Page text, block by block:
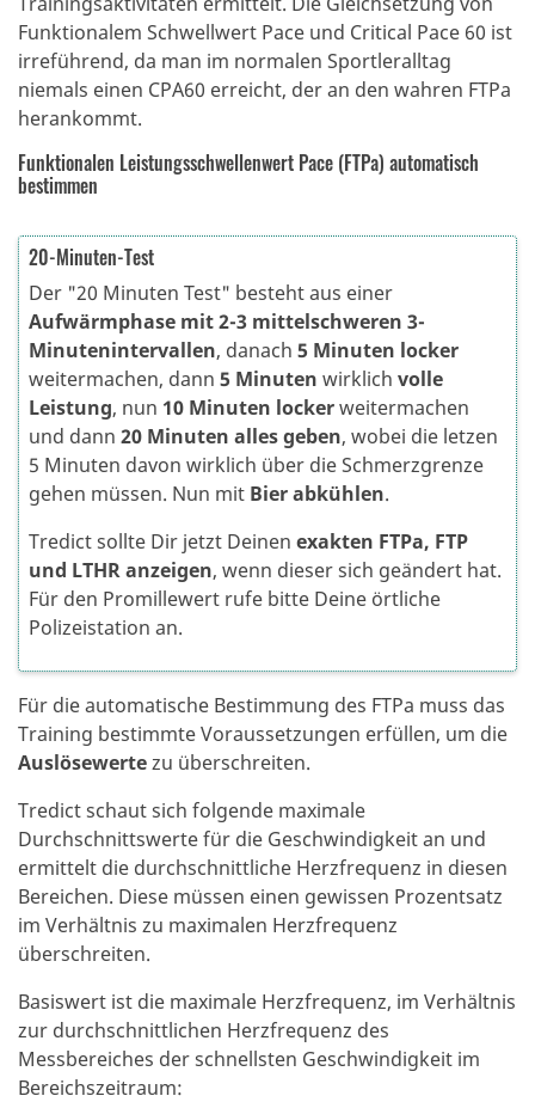
Funktionalem Schwellwert Pace und Critical Pace 60 ist
irreführend, da man im normalen Sportleralltag
niemals einen CPA60 erreicht, der an den wahren FTPa
herankommt.
Funktionalen Leistungsschwellenwert Pace (FTPa) automatisch
bestimmen
20-Minuten-Test
Der "20 Minuten Test" besteht aus einer
Aufwärmphase mit 2-3 mittelschweren 3-
Minutenintervallen, danach 5 Minuten locker
weitermachen, dann 5 Minuten wirklich volle
Leistung, nun 10 Minuten lockerweitermachen
und dann 20 Minuten alles geben, wobei die letzen
5 Minuten davon wirklich über die Schmerzgrenze
gehen müssen. Nun mit Bier abkühlen.
Tredict sollte Dir jetzt Deinen exakten FTPa, FTP
und LTHR anzeigen, wenn dieser sich geändert hat.
Für den Promillewert rufe bitte Deine örtliche
Polizeistation an.
Für die automatische Bestimmung des FTPa muss das
Training bestimmte Voraussetzungen erfüllen, um die
Auslösewertezu überschreiten.
Tredict schaut sich folgende maximale
Durchschnittswerte für die Geschwindigkeit an und
ermittelt die durchschnittliche Herzfrequenz in diesen
Bereichen. Diese müssen einen gewissen Prozentsatz
im Verhältnis zu maximalen Herzfrequenz
überschreiten.
Basiswert ist die maximale Herzfrequenz, im Verhältnis
zur durchschnittlichen Herzfrequenz des
Messbereiches der schnellsten Geschwindigkeit im
Bereichszeitraum: